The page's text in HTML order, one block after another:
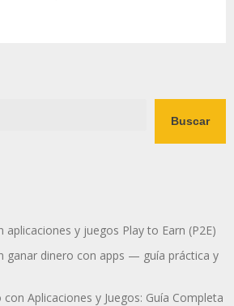
Buscar
y juegos Play to Earn (P2E)
ganar dinero con apps — guía práctica y
Aplicaciones y Juegos: Guía Completa